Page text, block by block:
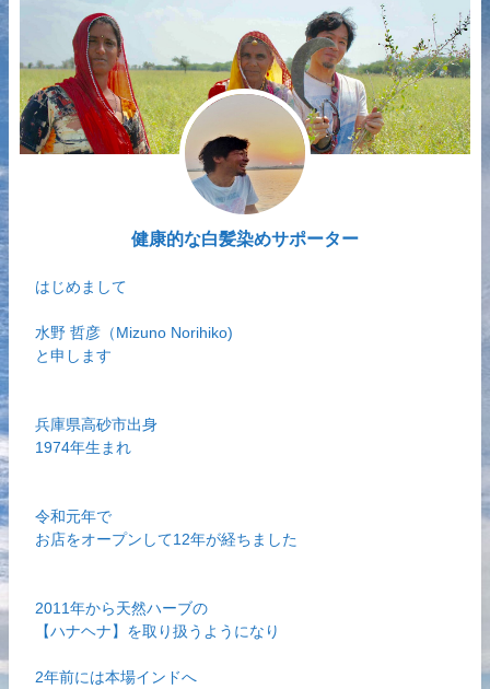
健康的な白髪染めサポーター
はじめまして
水野 哲彦（Mizuno Norihiko)
と申します
兵庫県高砂市出身
1974年生まれ
令和元年で
お店をオープンして12年が経ちました
2011年から天然ハーブの
【ハナヘナ】を取り扱うようになり
2年前には本場インドへ